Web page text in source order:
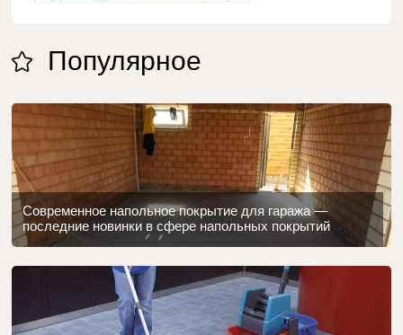
Популярное
Современное напольное покрытие для гаража —
последние новинки в сфере напольных покрытий